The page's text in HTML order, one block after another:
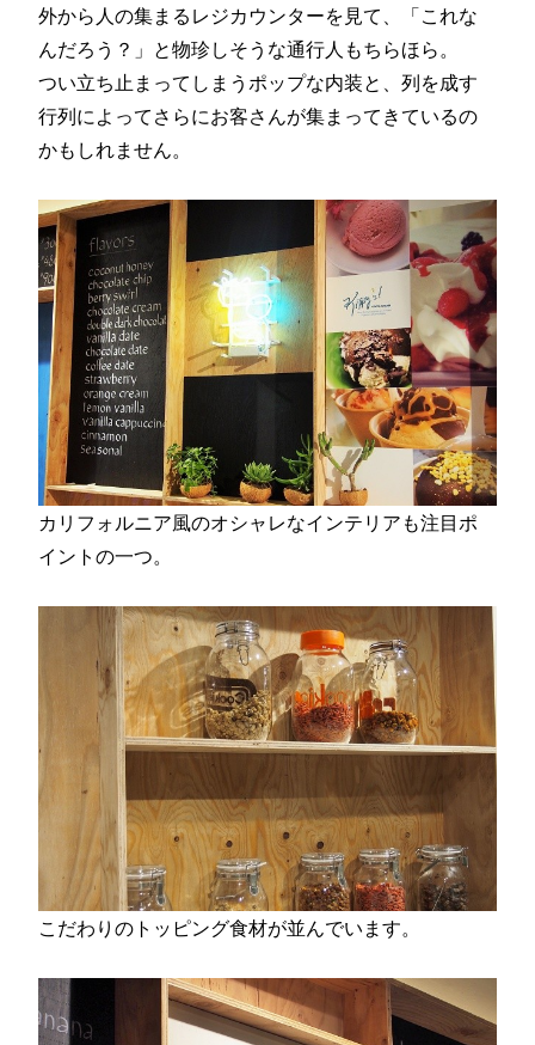
外から人の集まるレジカウンターを見て、「これな
んだろう？」と物珍しそうな通行人もちらほら。
つい立ち止まってしまうポップな内装と、列を成す
行列によってさらにお客さんが集まってきているの
かもしれません。
カリフォルニア風のオシャレなインテリアも注目ポ
イントの一つ。
こだわりのトッピング食材が並んでいます。